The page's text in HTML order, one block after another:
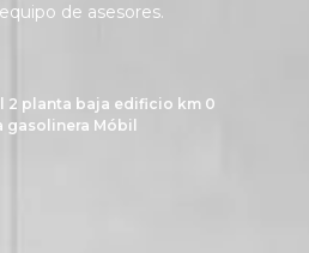
de asesores.
2 planta baja edificio km 0
gasolinera Móbil